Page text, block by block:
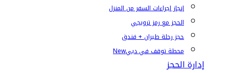
إنجاز إجراءات السفر من المنزل
الحجز مع رمز ترويجي
حجز رحلة طيران + فندق
محطة توقف في دبيNew
إدارة الحجز